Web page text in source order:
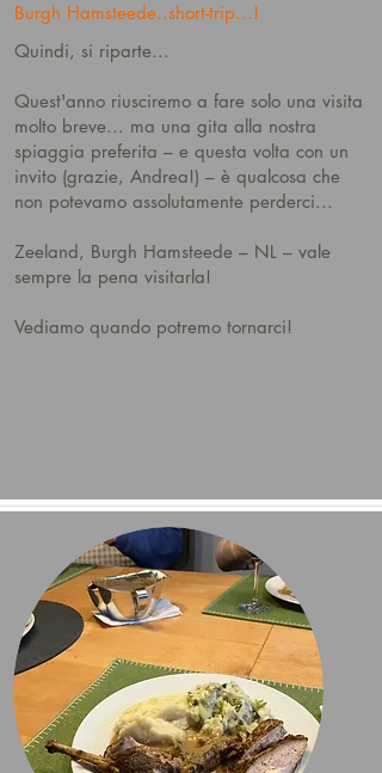
Burgh Hamsteede..short-trip...!
Quindi, si riparte...
Quest'anno riusciremo a fare solo una visita
molto breve... ma una gita alla nostra
spiaggia preferita – e questa volta con un
invito (grazie, Andrea!) – è qualcosa che
non potevamo assolutamente perderci...
Zeeland, Burgh Hamsteede – NL – vale
sempre la pena visitarla!
Vediamo quando potremo tornarci!